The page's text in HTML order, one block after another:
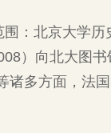
围：北京大学历
）向北大图
诸多方面，法